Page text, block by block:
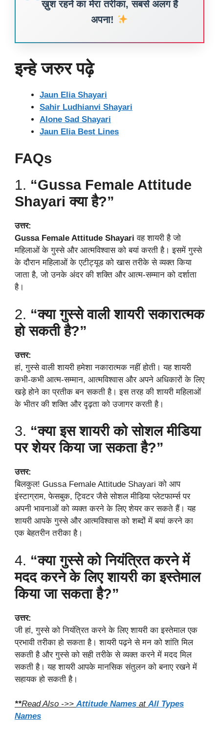
ख़ुश रहने का मेरा तरीका, सबसे अलग है
अपना!
इन्हे जरुर पढ़े
Jaun Elia Shayari
Sahir Ludhianvi Shayari
Alone Sad Shayari
Jaun Elia Best Lines
FAQs
1. “Gussa Female Attitude
Shayari क्या है?”
उत्तर:
Gussa Female Attitude Shayari वह शायरी है जो
महिलाओं के गुस्से और आत्मविश्वास को बयां करती है। इसमें गुस्से
के दौरान महिलाओं के एटीट्यूड को खास तरीके से व्यक्त किया
जाता है, जो उनके अंदर की शक्ति और आत्म-सम्मान को दर्शाता
है।
2. “क्या गुस्से वाली शायरी सकारात्मक
हो सकती है?”
उत्तर:
हां, गुस्से वाली शायरी हमेशा नकारात्मक नहीं होती। यह शायरी
कभी-कभी आत्म-सम्मान, आत्मविश्वास और अपने अधिकारों के लिए
खड़े होने का प्रतीक बन सकती है। इस तरह की शायरी महिलाओं
के भीतर की शक्ति और दृढ़ता को उजागर करती है।
3. “क्या इस शायरी को सोशल मीडिया
पर शेयर किया जा सकता है?”
उत्तर:
बिलकुल! Gussa Female Attitude Shayari को आप
इंस्टाग्राम, फेसबुक, ट्विटर जैसे सोशल मीडिया प्लेटफार्म्स पर
अपनी भावनाओं को व्यक्त करने के लिए शेयर कर सकते हैं। यह
शायरी आपके गुस्से और आत्मविश्वास को शब्दों में बयां करने का
एक बेहतरीन तरीका है।
4. “क्या गुस्से को नियंत्रित करने में
मदद करने के लिए शायरी का इस्तेमाल
किया जा सकता है?”
उत्तर:
जी हां, गुस्से को नियंत्रित करने के लिए शायरी का इस्तेमाल एक
प्रभावी तरीका हो सकता है। शायरी पढ़ने से मन को शांति मिल
सकती है और गुस्से को सही तरीके से व्यक्त करने में मदद मिल
सकती है। यह शायरी आपके मानसिक संतुलन को बनाए रखने में
सहायक हो सकती है।
**Read Also ->>Attitude Names atAll Types
Names